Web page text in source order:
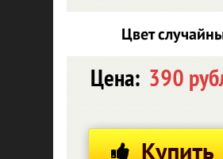
Цвет
Цена: 390